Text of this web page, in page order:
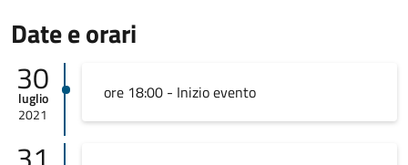
Date e orari
30
luglio
2021
ore 18:00 - Inizio evento